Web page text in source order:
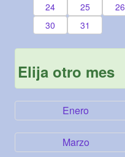
24
25 26
30
31
Elija otro mes
Enero
Marzo